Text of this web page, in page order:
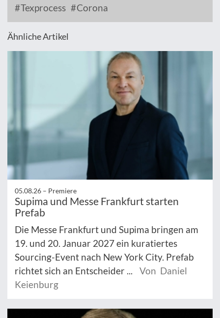
Texprocess
Corona
Ähnliche Artikel
05.08.26 – Premiere
Supima und Messe Frankfurt starten
Prefab
Die Messe Frankfurt und Supima bringen am
19. und 20. Januar 2027 ein kuratiertes
Sourcing-Event nach New York City. Prefab
richtet sich an Entscheider ...
Von Daniel
Keienburg